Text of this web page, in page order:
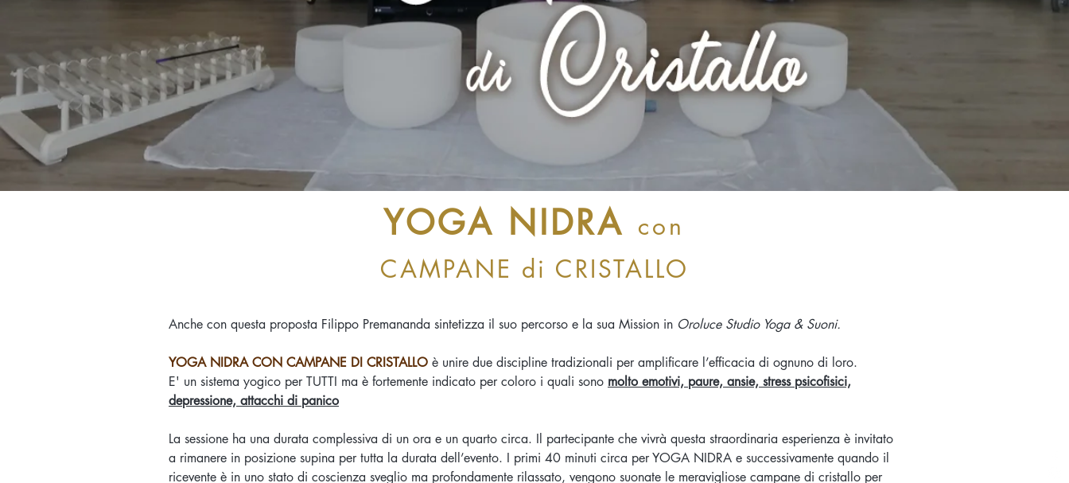
YOGA NIDRA con
CAMPANE di CRISTALLO
Anche con questa proposta Filippo Premananda sintetizza il suo percorso e la sua Mission in Oroluce Studio Yoga & Suoni.
YOGA NIDRA CON CAMPANE DI CRISTALLO è unire due discipline tradizionali per amplificare l’efficacia di ognuno di loro.
E' un sistema yogico per TUTTI ma è fortemente indicato per coloro i quali sono molto emotivi, paure, ansie, stress psicofisici,
depressione, attacchi di panico
La sessione ha una durata complessiva di un ora e un quarto circa. Il partecipante che vivrà questa straordinaria esperienza è invitato
a rimanere in posizione supina per tutta la durata dell’evento. I primi 40 minuti circa per YOGA NIDRA e successivamente quando il
ricevente è in uno stato di coscienza sveglio ma profondamente rilassato, vengono suonate le meravigliose campane di cristallo per